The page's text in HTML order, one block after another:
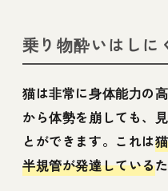
乗り物酔いはしに
猫は非常に身体能力の
から体勢を崩しても、
とができます。これは
半規管が発達している